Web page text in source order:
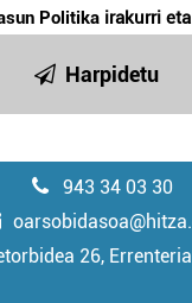
Politika irakurri
Harpidetu
943 34 03 30
26,